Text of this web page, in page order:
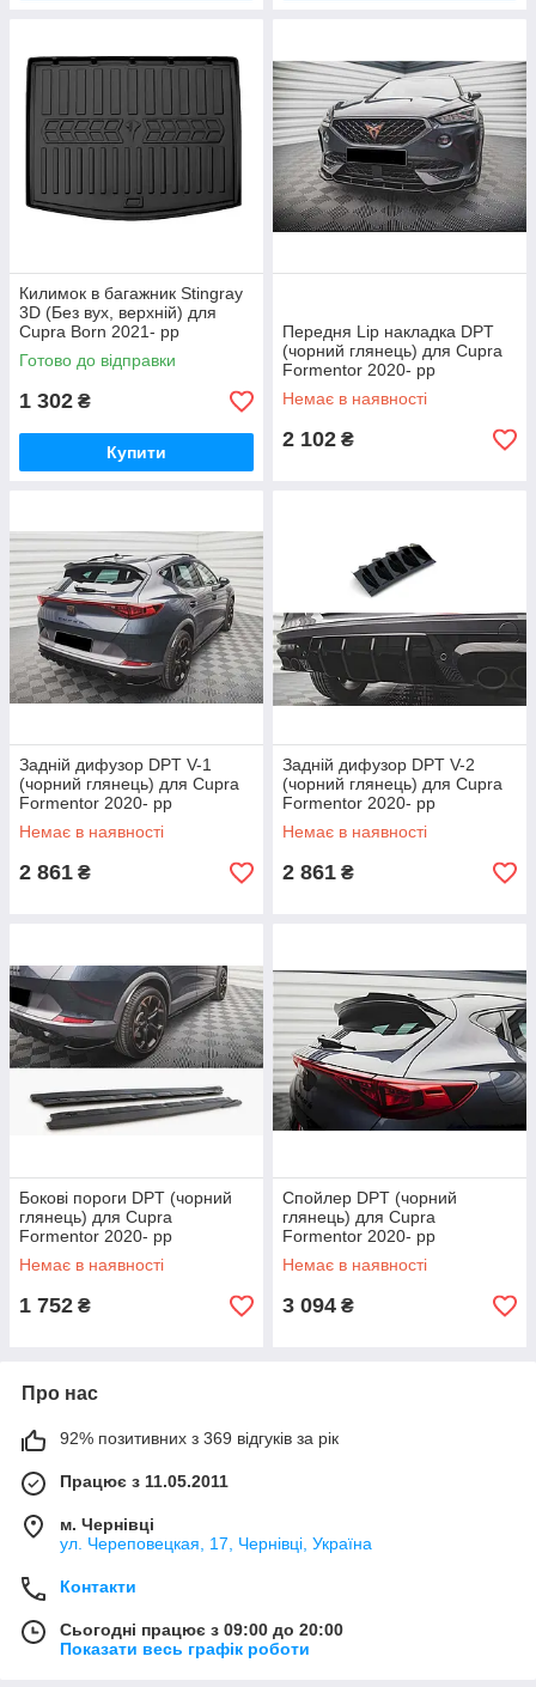
Килимок в багажник Stingray
3D (Без вух, верхній) для
Cupra Born 2021- рр
Готово до відправки
1 302 ₴
Купити
Передня Lip накладка DPT
(чорний глянець) для Cupra
Formentor 2020- рр
Немає в наявності
2 102 ₴
Задній дифузор DPT V-1
(чорний глянець) для Cupra
Formentor 2020- рр
Немає в наявності
2 861 ₴
Задній дифузор DPT V-2
(чорний глянець) для Cupra
Formentor 2020- рр
Немає в наявності
2 861 ₴
Бокові пороги DPT (чорний
глянець) для Cupra
Formentor 2020- рр
Немає в наявності
1 752 ₴
Спойлер DPT (чорний
глянець) для Cupra
Formentor 2020- рр
Немає в наявності
3 094 ₴
Про нас
92% позитивних з 369 відгуків за рік
Працює з 11.05.2011
м. Чернівці
ул. Череповецкая, 17, Чернівці, Україна
Контакти
Сьогодні працює з 09:00 до 20:00
Показати весь графік роботи